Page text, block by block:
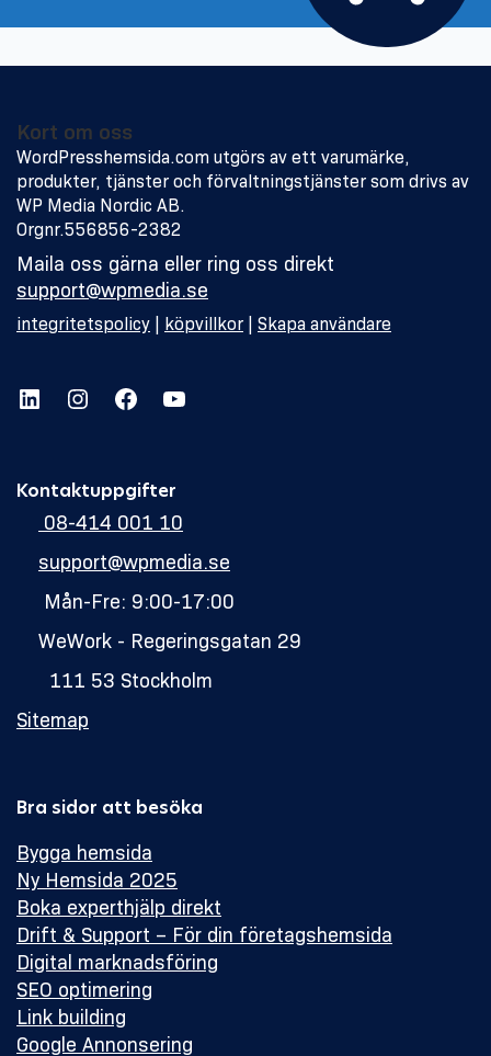
Kort om oss
WordPresshemsida.com utgörs av ett varumärke,
produkter, tjänster och förvaltningstjänster som drivs av
WP Media Nordic AB.
Orgnr.556856-2382
Maila oss gärna eller ring oss direkt
support@wpmedia.se
integritetspolicy köpvillkor Skapa användare
LinkedInInstagram
Facebook
YouTube
Kontaktuppgifter
08-414 001 10
support@wpmedia.se
Mån-Fre: 9:00-17:00
WeWork - Regeringsgatan 29
111 53 Stockholm
Sitemap
Bra sidor att besöka
Bygga hemsida
Ny Hemsida 2025
Boka experthjälp direkt
Drift & Support – För din företagshemsida
Digital marknadsföring
SEO optimering
Link building
Google Annonsering